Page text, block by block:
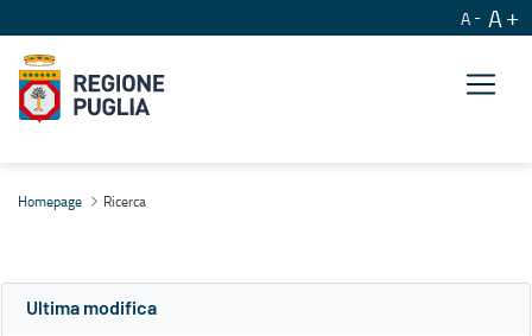
A A
Homepage Ricerca
Ultima modifica